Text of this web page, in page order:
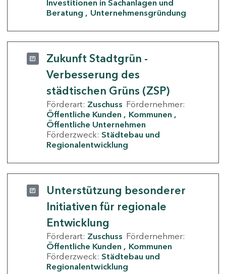
Investitionen in Sachanlagen und
Beratung
Unternehmensgründung
Zukunft Stadtgrün -
Verbesserung des
städtischen Grüns (ZSP)
Förderart: Zuschuss Fördernehmer:
Öffentliche Kunden
Kommunen
Öffentliche Unternehmen
Förderzweck: Städtebau und
Regionalentwicklung
Unterstützung besonderer
Initiativen für regionale
Entwicklung
Förderart: Zuschuss Fördernehmer:
Öffentliche Kunden
Kommunen
Förderzweck: Städtebau und
Regionalentwicklung